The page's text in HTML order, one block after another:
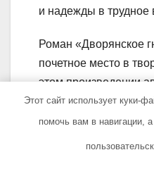
и надежды в трудное
Роман «Дворянское
почетное место в
этом произведении
вопросы о старом и
показывает полное
жизни. «Дворянское
Этот сайт использует куки-
помочь вам в навигации,